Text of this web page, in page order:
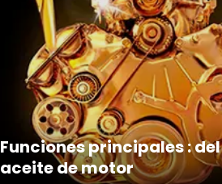
Funciones principales : del
aceite de motor